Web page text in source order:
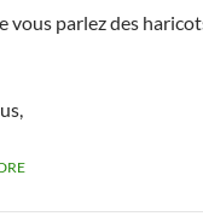
vous parlez des